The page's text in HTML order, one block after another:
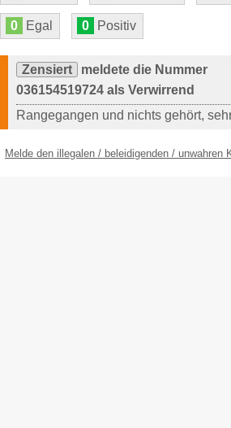
0 Egal 0 Positiv
Zensiert
meldete die Nummer
036154519724 als Verwirrend
Rangegangen und nichts gehört,
Melde den illegalen / beleidigenden / unwahren